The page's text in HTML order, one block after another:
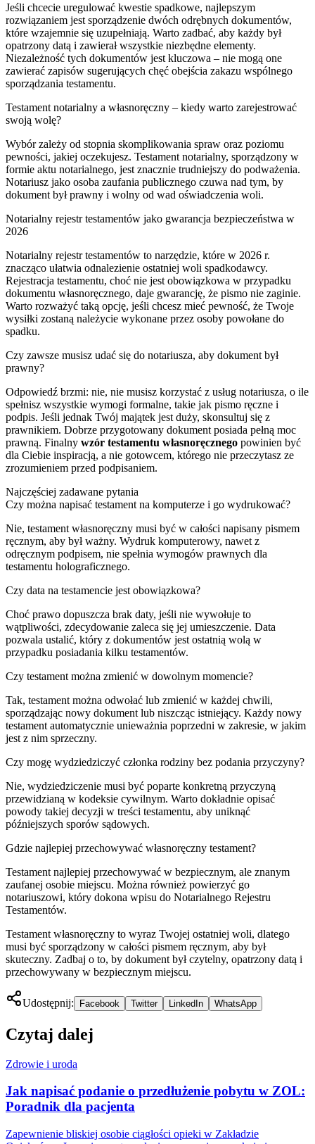
Jeśli chcecie uregulować kwestie spadkowe, najlepszym
rozwiązaniem jest sporządzenie dwóch odrębnych dokumentów,
które wzajemnie się uzupełniają. Warto zadbać, aby każdy był
opatrzony datą i zawierał wszystkie niezbędne elementy.
Niezależność tych dokumentów jest kluczowa – nie mogą one
zawierać zapisów sugerujących chęć obejścia zakazu wspólnego
sporządzania testamentu.
Testament notarialny a własnoręczny – kiedy warto zarejestrować
swoją wolę?
Wybór zależy od stopnia skomplikowania spraw oraz poziomu
pewności, jakiej oczekujesz. Testament notarialny, sporządzony w
formie aktu notarialnego, jest znacznie trudniejszy do podważenia.
Notariusz jako osoba zaufania publicznego czuwa nad tym, by
dokument był prawny i wolny od wad oświadczenia woli.
Notarialny rejestr testamentów jako gwarancja bezpieczeństwa w
2026
Notarialny rejestr testamentów to narzędzie, które w 2026 r.
znacząco ułatwia odnalezienie ostatniej woli spadkodawcy.
Rejestracja testamentu, choć nie jest obowiązkowa w przypadku
dokumentu własnoręcznego, daje gwarancję, że pismo nie zaginie.
Warto rozważyć taką opcję, jeśli chcesz mieć pewność, że Twoje
wysiłki zostaną należycie wykonane przez osoby powołane do
spadku.
Czy zawsze musisz udać się do notariusza, aby dokument był
prawny?
Odpowiedź brzmi: nie, nie musisz korzystać z usług notariusza, o ile
spełnisz wszystkie wymogi formalne, takie jak pismo ręczne i
podpis. Jeśli jednak Twój majątek jest duży, skonsultuj się z
prawnikiem. Dobrze przygotowany dokument posiada pełną moc
prawną. Finalny wzór testamentu własnoręcznego powinien być
dla Ciebie inspiracją, a nie gotowcem, którego nie przeczytasz ze
zrozumieniem przed podpisaniem.
Najczęściej zadawane pytania
Czy można napisać testament na komputerze i go wydrukować?
Nie, testament własnoręczny musi być w całości napisany pismem
ręcznym, aby był ważny. Wydruk komputerowy, nawet z
odręcznym podpisem, nie spełnia wymogów prawnych dla
testamentu holograficznego.
Czy data na testamencie jest obowiązkowa?
Choć prawo dopuszcza brak daty, jeśli nie wywołuje to
wątpliwości, zdecydowanie zaleca się jej umieszczenie. Data
pozwala ustalić, który z dokumentów jest ostatnią wolą w
przypadku posiadania kilku testamentów.
Czy testament można zmienić w dowolnym momencie?
Tak, testament można odwołać lub zmienić w każdej chwili,
sporządzając nowy dokument lub niszcząc istniejący. Każdy nowy
testament automatycznie unieważnia poprzedni w zakresie, w jakim
jest z nim sprzeczny.
Czy mogę wydziedziczyć członka rodziny bez podania przyczyny?
Nie, wydziedziczenie musi być poparte konkretną przyczyną
przewidzianą w kodeksie cywilnym. Warto dokładnie opisać
powody takiej decyzji w treści testamentu, aby uniknąć
późniejszych sporów sądowych.
Gdzie najlepiej przechowywać własnoręczny testament?
Testament najlepiej przechowywać w bezpiecznym, ale znanym
zaufanej osobie miejscu. Można również powierzyć go
notariuszowi, który dokona wpisu do Notarialnego Rejestru
Testamentów.
Testament własnoręczny to wyraz Twojej ostatniej woli, dlatego
musi być sporządzony w całości pismem ręcznym, aby był
skuteczny. Zadbaj o to, by dokument był czytelny, opatrzony datą i
przechowywany w bezpiecznym miejscu.
Udostępnij: Facebook Twitter LinkedIn WhatsApp
Czytaj dalej
Zdrowie i uroda
Jak napisać podanie o przedłużenie pobytu w ZOL:
Poradnik dla pacjenta
Zapewnienie bliskiej osobie ciągłości opieki w Zakładzie